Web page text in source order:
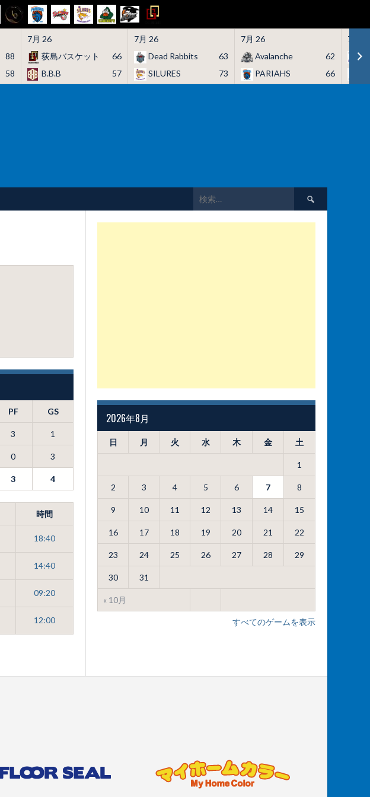
88
58
7月 26
荻島バスケット
66
B.B.B
57
7月 26
Dead Rabbits
63
SILURES
73
7月 26
Avalanche
62
PARIAHS
66
7月
索:
PF GS
3 1
0 3
3 4
時間
18:40
14:40
09:20
12:00
2026年8月
日 月 火 水 木 金 土
« 10月
1
2 3 4 5 6 7 8
9 10 11 12 13 14 15
16 17 18 19 20 21 22
23 24 25 26 27 28 29
30 31
すべてのゲームを表示